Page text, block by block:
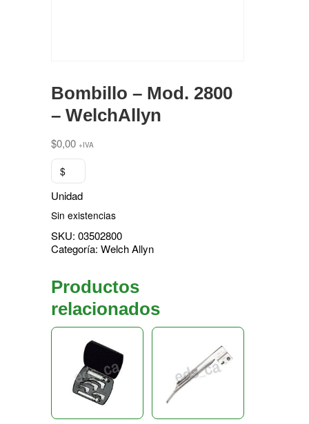
Bombillo – Mod. 2800
– WelchAllyn
$0,00 +IVA
$
Unidad
Sin existencias
SKU: 03502800
Categoría: Welch Allyn
Productos
relacionados